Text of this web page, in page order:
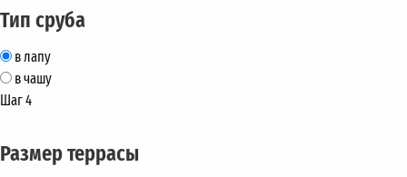
Тип сруба
в лапу
в чашу
Шаг 4
Размер террасы